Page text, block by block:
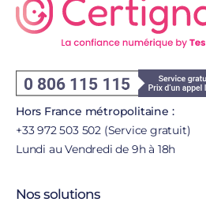
Hors France métropolitaine :
+33 972 503 502 (Service gratuit)
Lundi au Vendredi de 9h à 18h
Nos solutions